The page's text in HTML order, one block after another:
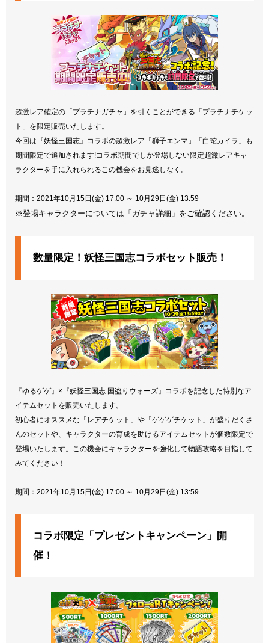
超激レア確定の「プラチナガチャ」を引くことができる「プラチナチケッ
ト」を限定販売いたします。
今回は『妖怪三国志』コラボの超激レア「獅子エンマ」「白蛇カイラ」も
期間限定で追加されます!コラボ期間でしか登場しない限定超激レアキャ
ラクターを手に入れられるこの機会をお見逃しなく。
期間：2021年10月15日(金) 17:00 ～ 10月29日(金) 13:59
※登場キャラクターについては「ガチャ詳細」をご確認ください。
数量限定！妖怪三国志コラボセット販売！
『ゆるゲゲ』×『妖怪三国志 国盗りウォーズ』コラボを記念した特別なア
イテムセットを販売いたします。
初心者にオススメな「レアチケット」や「ゲゲゲチケット」が盛りだくさ
んのセットや、キャラクターの育成を助けるアイテムセットが個数限定で
登場いたします。この機会にキャラクターを強化して物語攻略を目指して
みてください！
期間：2021年10月15日(金) 17:00 ～ 10月29日(金) 13:59
コラボ限定「プレゼントキャンペーン」開
催！